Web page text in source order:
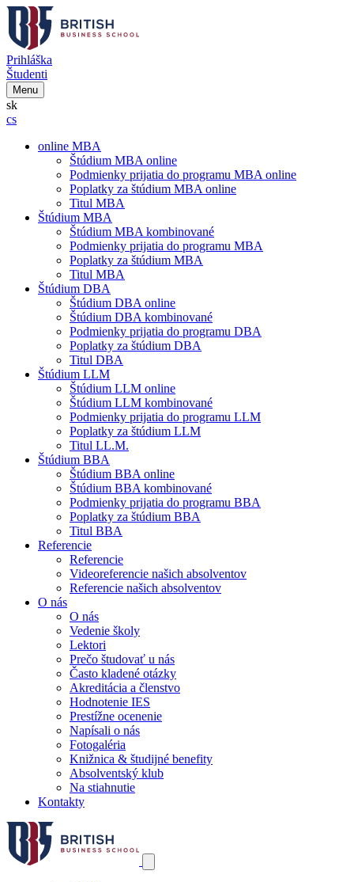
Prihláška
Študenti
Menu
sk
cs
online MBA
Štúdium MBA online
Podmienky prijatia do programu MBA online
Poplatky za štúdium MBA online
Titul MBA
Štúdium MBA
Štúdium MBA kombinované
Podmienky prijatia do programu MBA
Poplatky za štúdium MBA
Titul MBA
Štúdium DBA
Štúdium DBA online
Štúdium DBA kombinované
Podmienky prijatia do programu DBA
Poplatky za štúdium DBA
Titul DBA
Štúdium LLM
Štúdium LLM online
Štúdium LLM kombinované
Podmienky prijatia do programu LLM
Poplatky za štúdium LLM
Titul LL.M.
Štúdium BBA
Štúdium BBA online
Štúdium BBA kombinované
Podmienky prijatia do programu BBA
Poplatky za štúdium BBA
Titul BBA
Referencie
Referencie
Videoreferencie našich absolventov
Referencie našich absolventov
O nás
O nás
Vedenie školy
Lektori
Prečo študovať u nás
Často kladené otázky
Akreditácia a členstvo
Hodnotenie IES
Prestížne ocenenie
Napísali o nás
Fotogaléria
Knižnica & študijné benefity
Absolventský klub
Na stiahnutie
Kontakty